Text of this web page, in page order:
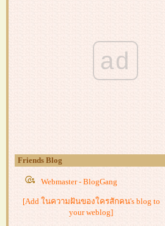
ad
Friends Blog
Webmaster - BlogGang
[Add ในความฝันของใครสักคน's blog to
your weblog]